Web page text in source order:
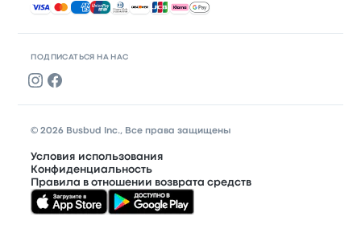
ПОДПИСАТЬСЯ НА НАС
Принимаемые способы оплаты
© 2026 Busbud Inc., Все права защищены
Условия использования
Конфиденциальность
Правила в отношении возврата средств